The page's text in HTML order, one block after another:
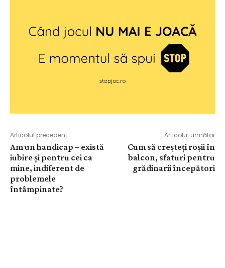
Articolul precedent
Am un handicap – există
iubire și pentru cei ca
mine, indiferent de
problemele
întâmpinate?
Articolul următor
Cum să creșteți roșii în
balcon, sfaturi pentru
grădinarii începători